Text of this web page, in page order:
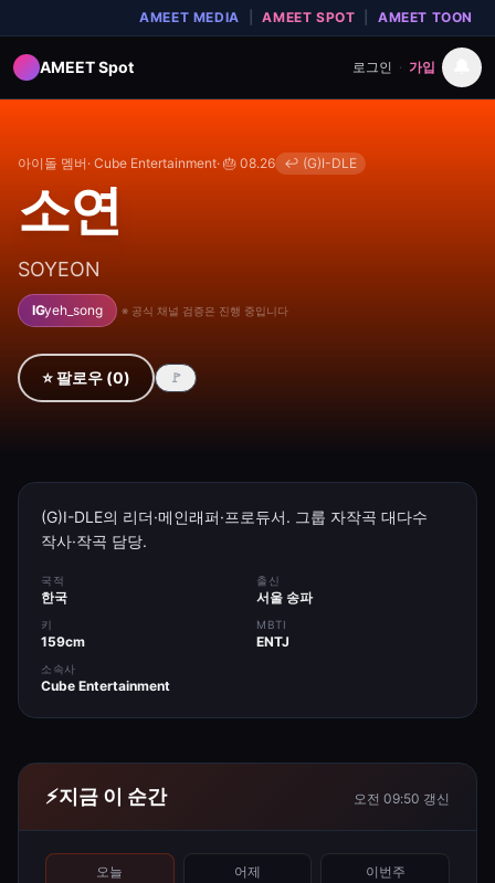
AMEET MEDIA AMEET SPOT AMEET TOON
AMEET Spot 로그인 · 가입
아이돌 멤버 · Cube Entertainment· 🎂 08.26 ↩ (G)I-DLE
소연
SOYEON
IGyeh_song ※ 공식 채널 검증은 진행 중입니다
⭐ 팔로우 (0) 🚩
(G)I-DLE의 리더·메인래퍼·프로듀서. 그룹 자작곡 대다수
작사·작곡 담당.
국적
한국
출신
서울 송파
키
159cm
MBTI
ENTJ
소속사
Cube Entertainment
⚡지금 이 순간 오전 09:50 갱신
오늘 어제 이번주